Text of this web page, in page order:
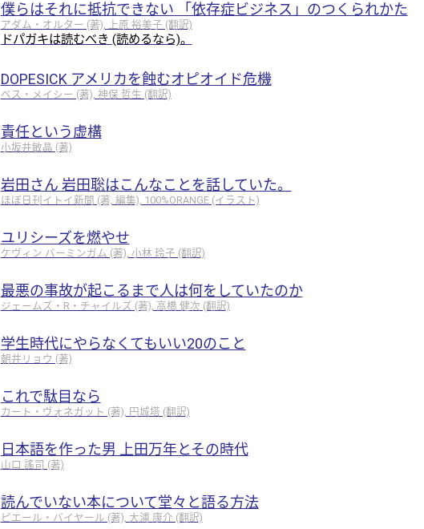
僕らはそれに抵抗できない 「依存症ビジネス」のつくられかた
アダム・オルター (著), 上原 裕美子 (翻訳)
ドパガキは読むべき (読めるなら)。
DOPESICK アメリカを蝕むオピオイド危機
ベス・メイシー (著), 神保 哲生 (翻訳)
責任という虚構
小坂井敏晶 (著)
岩田さん 岩田聡はこんなことを話していた。
ほぼ日刊イトイ新聞 (著, 編集), 100%ORANGE (イラスト)
ユリシーズを燃やせ
ケヴィン バーミンガム (著), 小林 玲子 (翻訳)
最悪の事故が起こるまで人は何をしていたのか
ジェームズ・R・チャイルズ (著), 高橋 健次 (翻訳)
学生時代にやらなくてもいい20のこと
朝井リョウ (著)
これで駄目なら
カート・ヴォネガット (著), 円城塔 (翻訳)
日本語を作った男 上田万年とその時代
山口 謠司 (著)
読んでいない本について堂々と語る方法
ピエール・バイヤール (著), 大浦 康介 (翻訳)